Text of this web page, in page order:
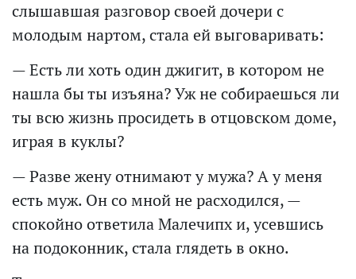
слышавшая разговор своей дочери с
молодым нартом, стала ей выговаривать:
— Есть ли хоть один джигит, в котором не
нашла бы ты изъяна? Уж не собираешься ли
ты всю жизнь просидеть в отцовском доме,
играя в куклы?
— Разве жену отнимают у мужа? А у меня
есть муж. Он со мной не расходился, —
спокойно ответила Малечипх и, усевшись
на подоконник, стала глядеть в окно.